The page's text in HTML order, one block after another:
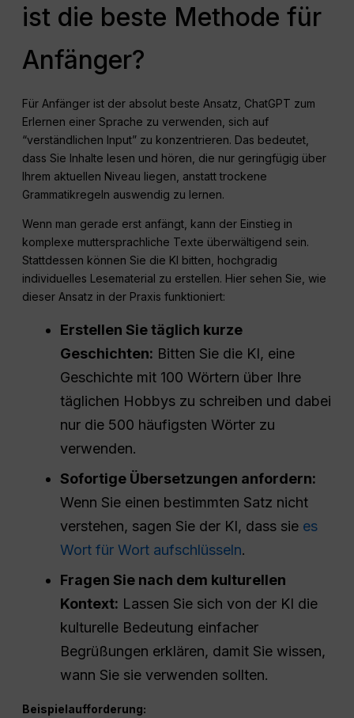
ist die beste Methode für
Anfänger?
Für Anfänger ist der absolut beste Ansatz, ChatGPT zum
Erlernen einer Sprache zu verwenden, sich auf
“verständlichen Input” zu konzentrieren. Das bedeutet,
dass Sie Inhalte lesen und hören, die nur geringfügig über
Ihrem aktuellen Niveau liegen, anstatt trockene
Grammatikregeln auswendig zu lernen.
Wenn man gerade erst anfängt, kann der Einstieg in
komplexe muttersprachliche Texte überwältigend sein.
Stattdessen können Sie die KI bitten, hochgradig
individuelles Lesematerial zu erstellen. Hier sehen Sie, wie
dieser Ansatz in der Praxis funktioniert:
Erstellen Sie täglich kurze
Geschichten: Bitten Sie die KI, eine
Geschichte mit 100 Wörtern über Ihre
täglichen Hobbys zu schreiben und dabei
nur die 500 häufigsten Wörter zu
verwenden.
Sofortige Übersetzungen anfordern:
Wenn Sie einen bestimmten Satz nicht
verstehen, sagen Sie der KI, dass sie es
Wort für Wort aufschlüsseln.
Fragen Sie nach dem kulturellen
Kontext: Lassen Sie sich von der KI die
kulturelle Bedeutung einfacher
Begrüßungen erklären, damit Sie wissen,
wann Sie sie verwenden sollten.
Beispielaufforderung: